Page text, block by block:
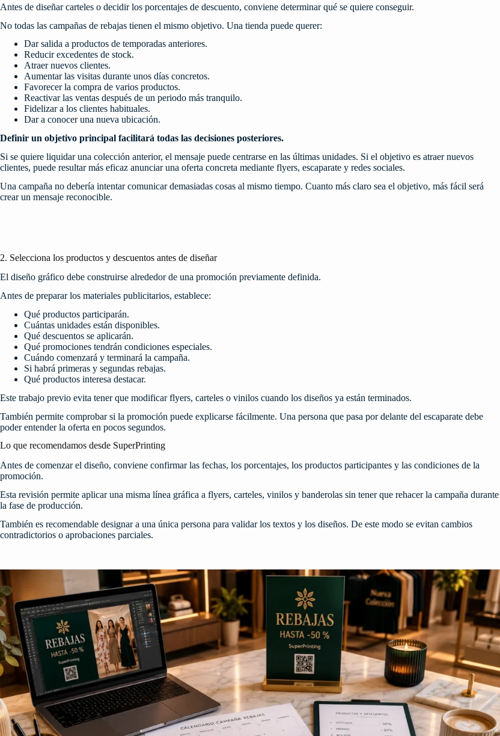
Antes de diseñar carteles o decidir los porcentajes de descuento, conviene determinar qué se quiere conseguir.
No todas las campañas de rebajas tienen el mismo objetivo. Una tienda puede querer:
Dar salida a productos de temporadas anteriores.
Reducir excedentes de stock.
Atraer nuevos clientes.
Aumentar las visitas durante unos días concretos.
Favorecer la compra de varios productos.
Reactivar las ventas después de un periodo más tranquilo.
Fidelizar a los clientes habituales.
Dar a conocer una nueva ubicación.
Definir un objetivo principal facilitará todas las decisiones posteriores.
Si se quiere liquidar una colección anterior, el mensaje puede centrarse en las últimas unidades. Si el objetivo es atraer nuevos
clientes, puede resultar más eficaz anunciar una oferta concreta mediante flyers, escaparate y redes sociales.
Una campaña no debería intentar comunicar demasiadas cosas al mismo tiempo. Cuanto más claro sea el objetivo, más fácil será
crear un mensaje reconocible.
2. Selecciona los productos y descuentos antes de diseñar
El diseño gráfico debe construirse alrededor de una promoción previamente definida.
Antes de preparar los materiales publicitarios, establece:
Qué productos participarán.
Cuántas unidades están disponibles.
Qué descuentos se aplicarán.
Qué promociones tendrán condiciones especiales.
Cuándo comenzará y terminará la campaña.
Si habrá primeras y segundas rebajas.
Qué productos interesa destacar.
Este trabajo previo evita tener que modificar flyers, carteles o vinilos cuando los diseños ya están terminados.
También permite comprobar si la promoción puede explicarse fácilmente. Una persona que pasa por delante del escaparate debe
poder entender la oferta en pocos segundos.
Lo que recomendamos desde SuperPrinting
Antes de comenzar el diseño, conviene confirmar las fechas, los porcentajes, los productos participantes y las condiciones de la
promoción.
Esta revisión permite aplicar una misma línea gráfica a flyers, carteles, vinilos y banderolas sin tener que rehacer la campaña durante
la fase de producción.
También es recomendable designar a una única persona para validar los textos y los diseños. De este modo se evitan cambios
contradictorios o aprobaciones parciales.